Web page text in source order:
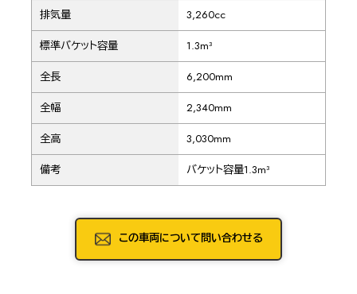
排気量 3,260cc
標準バケット容量 1.3m³
全長 6,200mm
全幅 2,340mm
全高 3,030mm
備考 バケット容量1.3m³
この車両について問い合わせる